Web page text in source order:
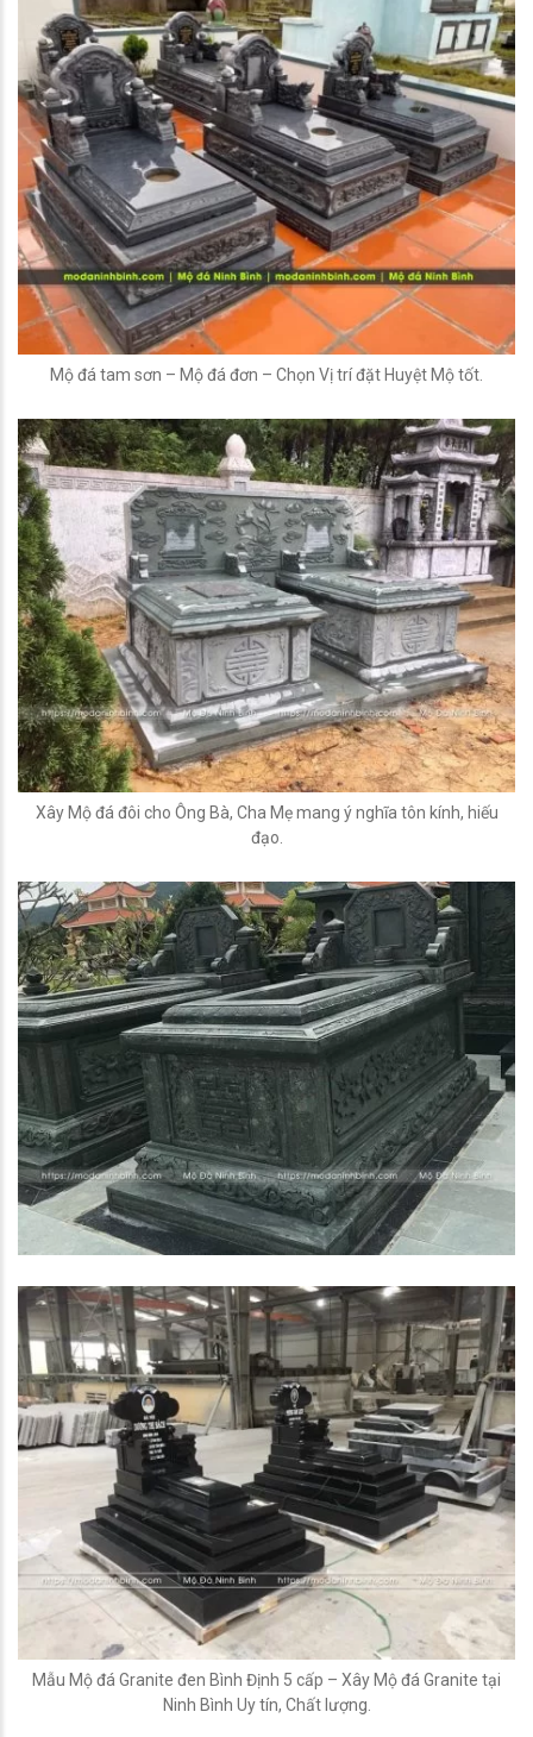
Mộ đá tam sơn – Mộ đá đơn – Chọn Vị trí đặt Huyệt Mộ tốt.
Xây Mộ đá đôi cho Ông Bà, Cha Mẹ mang ý nghĩa tôn kính, hiếu
đạo.
Mẫu Mộ đá Granite đen Bình Định 5 cấp – Xây Mộ đá Granite tại
Ninh Bình Uy tín, Chất lượng.